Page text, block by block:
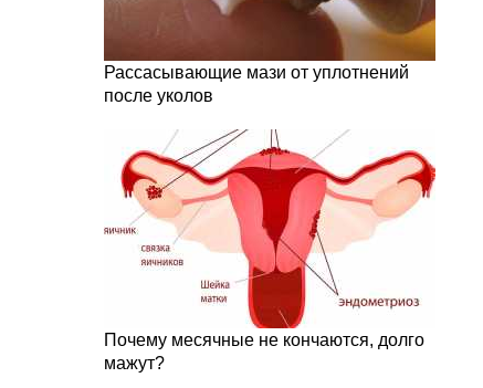
Рассасывающие мази от уплотнений
после уколов
Почему месячные не кончаются, долго
мажут?